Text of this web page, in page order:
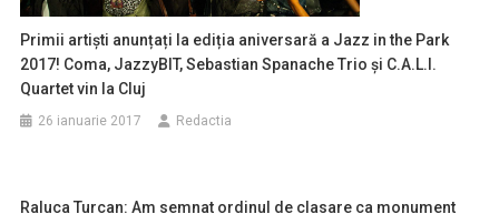
Primii artiști anunțați la ediția aniversară a Jazz in the Park
2017! Coma, JazzyBIT, Sebastian Spanache Trio și C.A.L.I.
Quartet vin la Cluj
26 ianuarie 2017 Redactia
Raluca Turcan: Am semnat ordinul de clasare ca monument